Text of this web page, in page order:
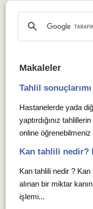
Makaleler
Tahlil
Hastanelerde yada
yaptırdığınız
online öğrenebilmeniz
Kan tahlili nedir?
Kan tahlili nedir ? Kan
alınan bir miktar
işlemi...